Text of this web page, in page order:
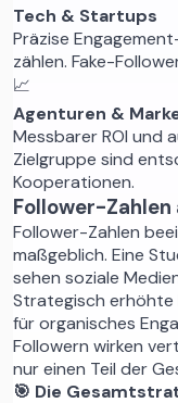
Tech & Startups
Präzise
zählen. Fake-
📈
Agenturen &
Messbarer ROI und
Zielgruppe sind
Kooperationen.
Follower-
Follower-Zahlen
maßgeblich. Eine
sehen soziale
Strategisch erhöhte
für organisches
Followern wirken
nur einen Teil der
🎯 Die